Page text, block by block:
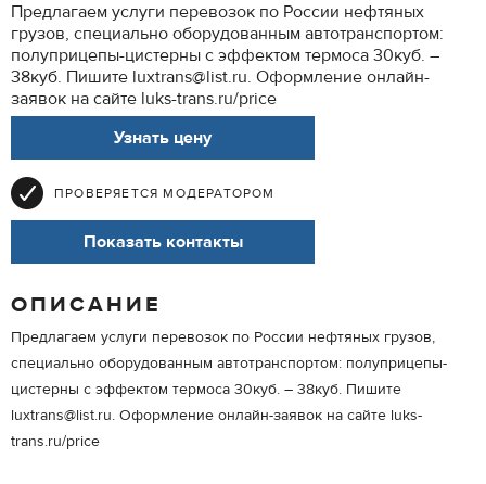
Предлагаем услуги перевозок по России нефтяных
грузов, специально оборудованным автотранспортом:
полуприцепы-цистерны с эффектом термоса 30куб. –
38куб. Пишите luxtrans@list.ru. Оформление онлайн-
заявок на сайте luks-trans.ru/price
Узнать цену
ПРОВЕРЯЕТСЯ МОДЕРАТОРОМ
Показать контакты
ОПИСАНИЕ
Предлагаем услуги перевозок по России нефтяных грузов,
специально оборудованным автотранспортом: полуприцепы-
цистерны с эффектом термоса 30куб. – 38куб. Пишите
luxtrans@list.ru. Оформление онлайн-заявок на сайте luks-
trans.ru/price